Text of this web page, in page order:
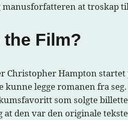
at troskap
Film?
Hampton
legge romanen fra
som solgte
den var den originale